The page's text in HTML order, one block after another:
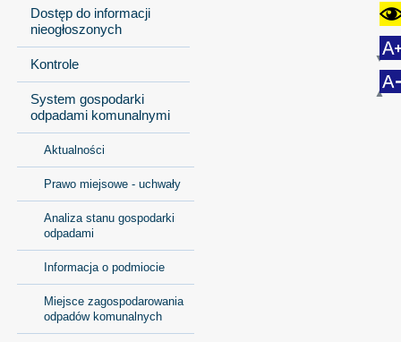
Dostęp do informacji
nieogłoszonych
Kontrole
System gospodarki
odpadami komunalnymi
Aktualności
Prawo miejsowe - uchwały
Analiza stanu gospodarki
odpadami
Informacja o podmiocie
Miejsce zagospodarowania
odpadów komunalnych